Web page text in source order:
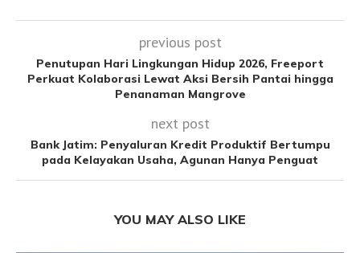
previous post
Penutupan Hari Lingkungan Hidup 2026, Freeport
Perkuat Kolaborasi Lewat Aksi Bersih Pantai hingga
Penanaman Mangrove
next post
Bank Jatim: Penyaluran Kredit Produktif Bertumpu
pada Kelayakan Usaha, Agunan Hanya Penguat
YOU MAY ALSO LIKE